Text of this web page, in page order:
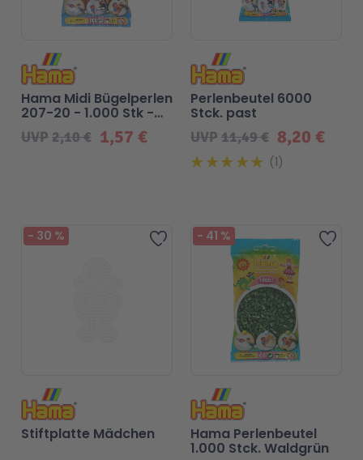
1,57 €
UVP2,10 €
Hama Midi Bügelperlen
207-20 - 1.000 Stk -
Rotbraun 8,20 €
UVP11,49 €
Perlenbeutel 6000
Stck. past
1
Zur Wunschliste hinzufügen
- 30 %
Stiftplatte Mädchen
Zur
- 41 %
Hama Perlenbeutel
1.000 Stck. Waldgrün